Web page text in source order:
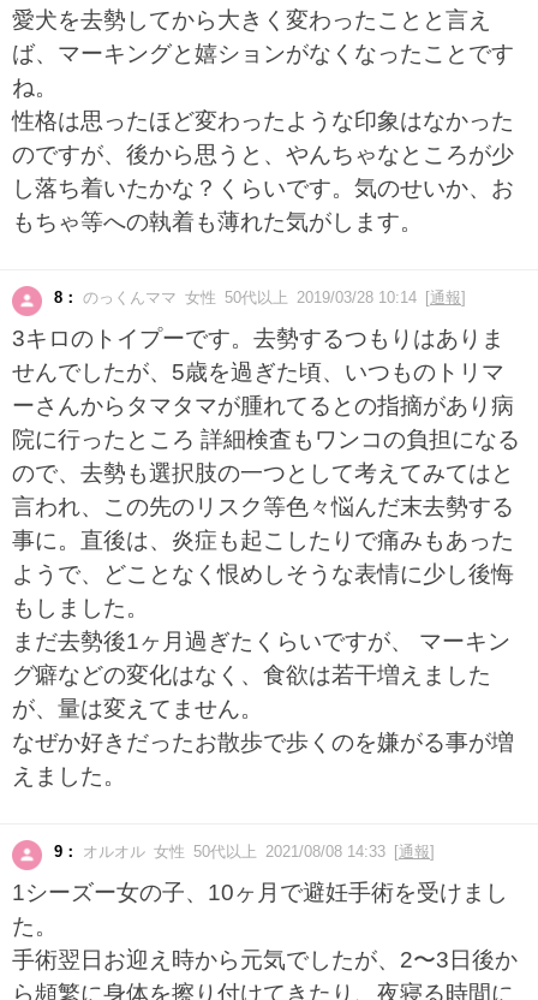
愛犬を去勢してから大きく変わったことと言え
ば、マーキングと嬉ションがなくなったことです
ね。
性格は思ったほど変わったような印象はなかった
のですが、後から思うと、やんちゃなところが少
し落ち着いたかな？くらいです。気のせいか、お
もちゃ等への執着も薄れた気がします。
8： のっくんママ 女性 50代以上 2019/03/28 10:14 [通報]
3キロのトイプーです。去勢するつもりはありま
せんでしたが、5歳を過ぎた頃、いつものトリマ
ーさんからタマタマが腫れてるとの指摘があり病
院に行ったところ 詳細検査もワンコの負担になる
ので、去勢も選択肢の一つとして考えてみてはと
言われ、この先のリスク等色々悩んだ末去勢する
事に。直後は、炎症も起こしたりで痛みもあった
ようで、どことなく恨めしそうな表情に少し後悔
もしました。
まだ去勢後1ヶ月過ぎたくらいですが、 マーキン
グ癖などの変化はなく、食欲は若干増えました
が、量は変えてません。
なぜか好きだったお散歩で歩くのを嫌がる事が増
えました。
9： オルオル 女性 50代以上 2021/08/08 14:33 [通報]
1シーズー女の子、10ヶ月で避妊手術を受けまし
た。
手術翌日お迎え時から元気でしたが、2〜3日後か
ら頻繁に身体を擦り付けてきたり、夜寝る時間に